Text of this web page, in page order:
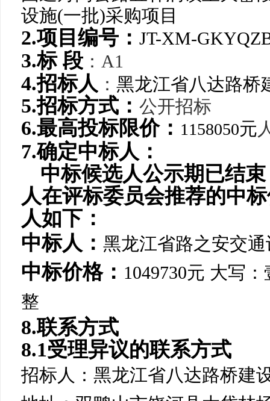
设施(一批)采购项目
2.项目编号： JT-XM-
3.标 段 ： A1
4.招标人 ： 黑龙江省八达路桥
5.招标方式： 公开招标
6.最高投标限价： 1158050元
7.确定中标人：
中标候选人公示期已结
人在评标委员会推荐的中
人如下：
中标人： 黑龙江省路之安交
中标价格： 1049730元 大写：
整
8.联系方式
8.1受理异议的联系方式
招标人：黑龙江省八达路桥建